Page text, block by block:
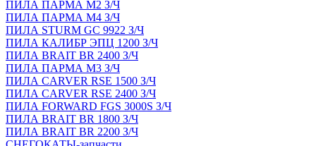
ПИЛА ПАРМА М2 З/Ч
ПИЛА ПАРМА М4 З/Ч
ПИЛА STURM GC 9922 З/Ч
ПИЛА КАЛИБР ЭПЦ 1200 З/Ч
ПИЛА BRAIT BR 2400 З/Ч
ПИЛА ПАРМА М3 З/Ч
ПИЛА CARVER RSE 1500 З/Ч
ПИЛА CARVER RSE 2400 З/Ч
ПИЛА FORWARD FGS 3000S З/Ч
ПИЛА BRAIT BR 1800 З/Ч
ПИЛА BRAIT BR 2200 З/Ч